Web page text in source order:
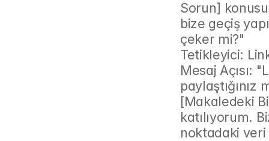
Sorun]
bize geçiş
çeker mi?"
Tetikleyici:
Mesaj Açısı:
paylaştığınız
[Makaledeki
katılıyorum.
noktadaki